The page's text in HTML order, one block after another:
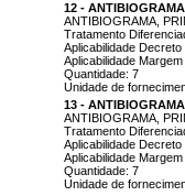
12 - ANTIBIOGRAMA
ANTIBIOGRAMA,
Tratamento
Aplicabilidade Decreto
Aplicabilidade
Quantidade: 7
Unidade de
13 - ANTIBIOGRAMA
ANTIBIOGRAMA,
Tratamento
Aplicabilidade Decreto
Aplicabilidade
Quantidade: 7
Unidade de